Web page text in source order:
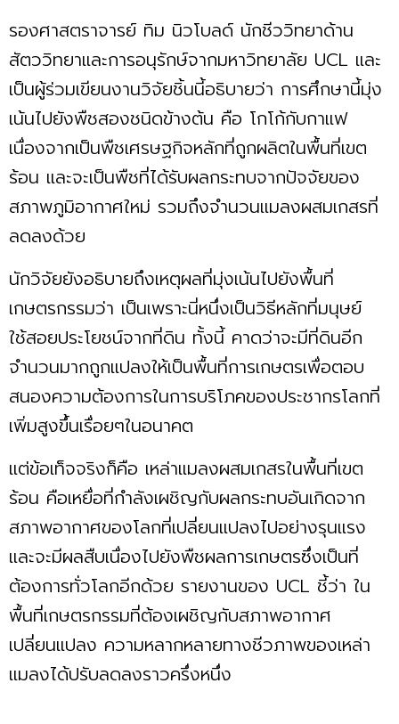
รองศาสตราจารย์ ทิม นิวโบลด์ นักชีววิทยาด้าน
สัตววิทยาและการอนุรักษ์จากมหาวิทยาลัย UCL และ
เป็นผู้ร่วมเขียนงานวิจัยชิ้นนี้อธิบายว่า การศึกษานี้มุ่ง
เน้นไปยังพืชสองชนิดข้างต้น คือ โกโก้กับกาแฟ
เนื่องจากเป็นพืชเศรษฐกิจหลักที่ถูกผลิตในพื้นที่เขต
ร้อน และจะเป็นพืชที่ได้รับผลกระทบจากปัจจัยของ
สภาพภูมิอากาศใหม่ รวมถึงจำนวนแมลงผสมเกสรที่
ลดลงด้วย
นักวิจัยยังอธิบายถึงเหตุผลที่มุ่งเน้นไปยังพื้นที่
เกษตรกรรมว่า เป็นเพราะนี่หนึ่งเป็นวิธีหลักที่มนุษย์
ใช้สอยประโยชน์จากที่ดิน ทั้งนี้ คาดว่าจะมีที่ดินอีก
จำนวนมากถูกแปลงให้เป็นพื้นที่การเกษตรเพื่อตอบ
สนองความต้องการในการบริโภคของประชากรโลกที่
เพิ่มสูงขึ้นเรื่อยๆในอนาคต
แต่ข้อเท็จจริงก็คือ เหล่าแมลงผสมเกสรในพื้นที่เขต
ร้อน คือเหยื่อที่กำลังเผชิญกับผลกระทบอันเกิดจาก
สภาพอากาศของโลกที่เปลี่ยนแปลงไปอย่างรุนแรง
และจะมีผลสืบเนื่องไปยังพืชผลการเกษตรซึ่งเป็นที่
ต้องการทั่วโลกอีกด้วย รายงานของ UCL ชี้ว่า ใน
พื้นที่เกษตรกรรมที่ต้องเผชิญกับสภาพอากาศ
เปลี่ยนแปลง ความหลากหลายทางชีวภาพของเหล่า
แมลงได้ปรับลดลงราวครึ่งหนึ่ง